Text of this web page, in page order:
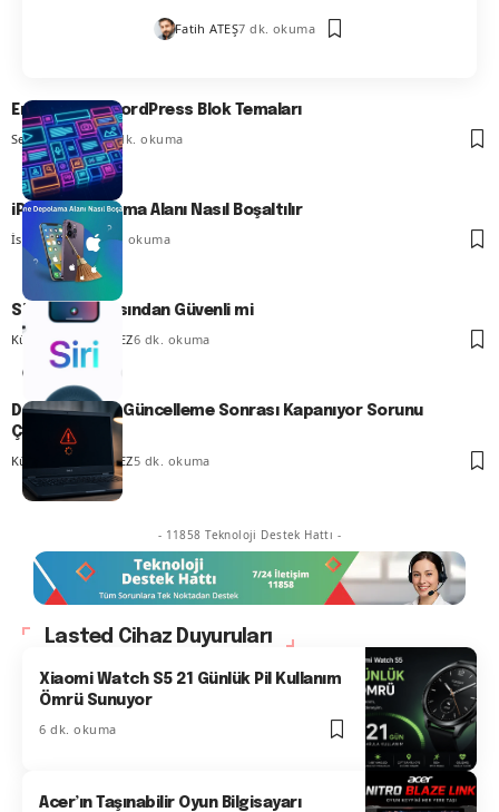
Fatih ATEŞ7 dk. okuma
En İyi 13 FSE WordPress Blok Temaları
Serdar TATLISU8 dk. okuma
iPhone Depolama Alanı Nasıl Boşaltılır
İsmail YILDIZ6 dk. okuma
Siri Gizlilik Açısından Güvenli mi
Kübra GÜLDÖKMEZ6 dk. okuma
Dell Bilgisayar Güncelleme Sonrası Kapanıyor Sorunu
Çözümü
Kübra GÜLDÖKMEZ5 dk. okuma
- 11858 Teknoloji Destek Hattı -
Lasted Cihaz Duyuruları
Xiaomi Watch S5 21 Günlük Pil Kullanım
Ömrü Sunuyor
6 dk. okuma
Acer’ın Taşınabilir Oyun Bilgisayarı